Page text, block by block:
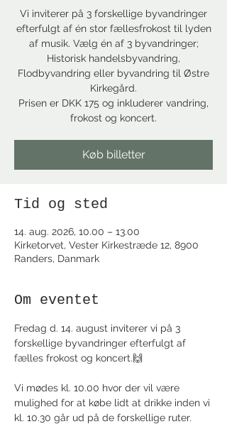
Vi inviterer på 3 forskellige byvandringer
efterfulgt af én stor fællesfrokost til lyden
af musik. Vælg én af 3 byvandringer;
Historisk handelsbyvandring,
Flodbyvandring eller byvandring til Østre
Kirkegård.
Prisen er DKK 175 og inkluderer vandring,
frokost og koncert.
Køb billetter
Tid og sted
14. aug. 2026, 10.00 – 13.00
Kirketorvet, Vester Kirkestræde 12, 8900
Randers, Danmark
Om eventet
Fredag d. 14. august inviterer vi på 3
forskellige byvandringer efterfulgt af
fælles frokost og koncert.🙌
Vi mødes kl. 10.00 hvor der vil være
mulighed for at købe lidt at drikke inden vi
kl. 10.30 går ud på de forskellige ruter.